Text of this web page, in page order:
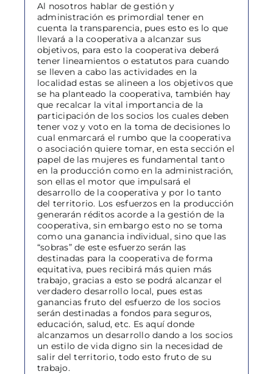
Al nosotros hablar de gestión y
administración es primordial tener en
cuenta la transparencia, pues esto es lo que
llevará a la cooperativa a alcanzar sus
objetivos, para esto la cooperativa deberá
tener lineamientos o estatutos para cuando
se lleven a cabo las actividades en la
localidad estas se alineen a los objetivos que
se ha planteado la cooperativa, también hay
que recalcar la vital importancia de la
participación de los socios los cuales deben
tener voz y voto en la toma de decisiones lo
cual enmarcará el rumbo que la cooperativa
o asociación quiere tomar, en esta sección el
papel de las mujeres es fundamental tanto
en la producción como en la administración,
son ellas el motor que impulsará el
desarrollo de la cooperativa y por lo tanto
del territorio. Los esfuerzos en la producción
generarán réditos acorde a la gestión de la
cooperativa, sin embargo esto no se toma
como una ganancia individual, sino que las
“sobras” de este esfuerzo serán las
destinadas para la cooperativa de forma
equitativa, pues recibirá más quien más
trabajo, gracias a esto se podrá alcanzar el
verdadero desarrollo local, pues estas
ganancias fruto del esfuerzo de los socios
serán destinadas a fondos para seguros,
educación, salud, etc. Es aquí donde
alcanzamos un desarrollo dando a los socios
un estilo de vida digno sin la necesidad de
salir del territorio, todo esto fruto de su
trabajo.